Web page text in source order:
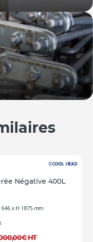
Négative 400L
x H 1875 mm
,00€HT